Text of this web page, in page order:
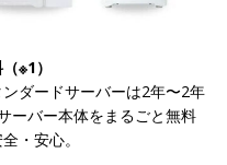
※1）
ダードサーバーは2年〜2年
ーバー本体をまるごと無料
・安心。